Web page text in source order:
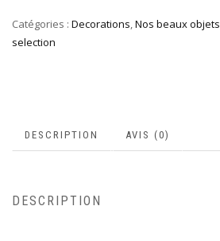
Catégories : Decorations,Nos beaux objets
selection
DESCRIPTION AVIS (0)
DESCRIPTION